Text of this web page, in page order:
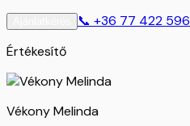
📞 +36 77 422 596
Értékesítő
Vékony Melinda